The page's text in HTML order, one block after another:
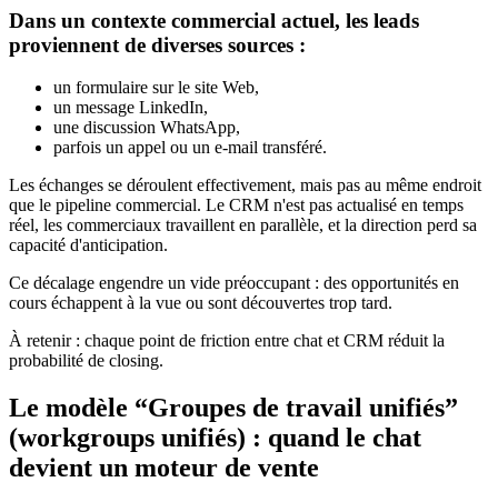
Dans un contexte commercial actuel, les leads
proviennent de diverses sources :
un formulaire sur le site Web,
un message LinkedIn,
une discussion WhatsApp,
parfois un appel ou un e-mail transféré.
Les échanges se déroulent effectivement, mais pas au même endroit
que le pipeline commercial. Le CRM n'est pas actualisé en temps
réel, les commerciaux travaillent en parallèle, et la direction perd sa
capacité d'anticipation.
Ce décalage engendre un vide préoccupant : des opportunités en
cours échappent à la vue ou sont découvertes trop tard.
À retenir : chaque point de friction entre chat et CRM réduit la
probabilité de closing.
Le modèle “Groupes de travail unifiés”
(workgroups unifiés) : quand le chat
devient un moteur de vente